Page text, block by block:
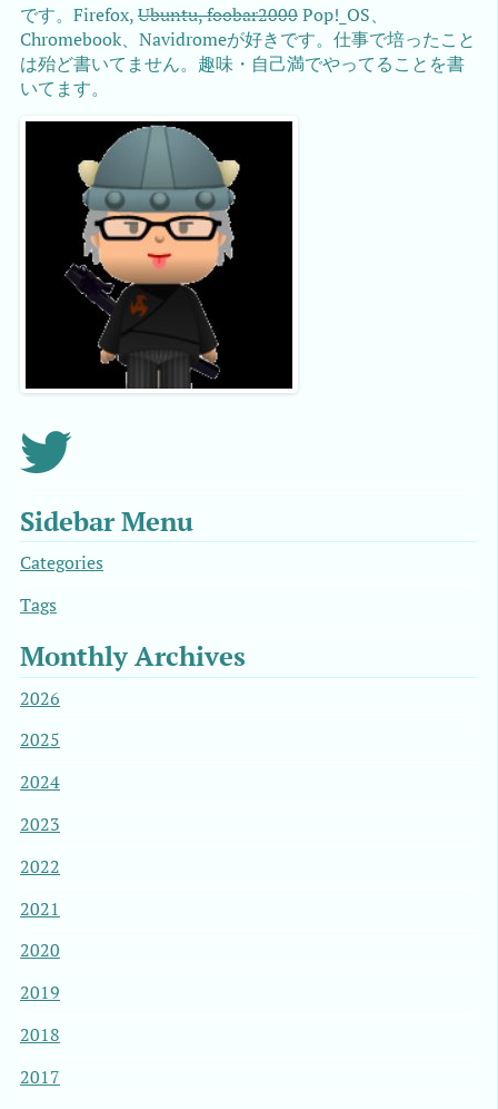
です。Firefox,Ubuntu, foobar2000Pop!_OS、
Chromebook、Navidromeが好きです。仕事で培ったこと
は殆ど書いてません。趣味・自己満でやってることを書
いてます。
Sidebar Menu
Categories
Tags
Monthly Archives
2026
2025
2024
2023
2022
2021
2020
2019
2018
2017